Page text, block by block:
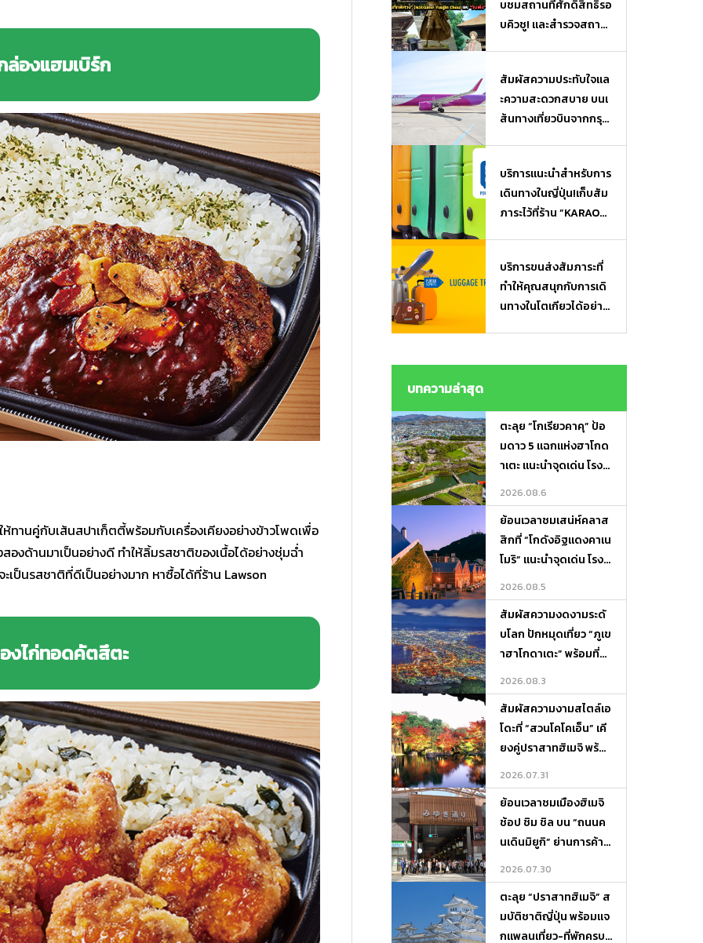
ล่องแฮมเบิร์ก
ทานคู่กับเส้นสปาเก็ตตี้พร้อมกับเครื่องเคียงอย่างข้าวโพดเพื่อ
งด้านมาเป็นอย่างดี ทำให้ลิ้มรสชาติของเนื้อได้อย่างชุ่มฉ่ำ
ป็นรสชาติที่ดีเป็นอย่างมาก หาซื้อได้ที่ร้าน Lawson
งไก่ทอดคัตสึตะ
บชมสถานที่ศักดิ์สิทธิ์รอ
บคิวชู! และสำรวจสถาน
atsume Yuujin Chou)
และ “วันพีซ” (One Piec
e)
สัมผัสความประทับใจแล
ะความสะดวกสบาย บนเ
ส้นทางเที่ยวบินจากกรุงเ
บริการแนะนำสำหรับการ
เดินทางในญี่ปุ่น!เก็บสัม
ภาระไว้ที่ร้าน ”KARAOK
ต้องหิ้วของ♪ บริการฝา
กสัมภาระ Luggage Sto
rage
บริการขนส่งสัมภาระที่
ทำให้คุณสนุกกับการเดิ
นทางในโตเกียวได้อย่างเ
ไม่ต้องถือของ ! Lugga
บทความล่าสุด
ตะลุย “โกเรียวคาคุ” ป้อ
มดาว 5 แฉกแห่งฮาโกด
าเตะ แนะนำจุดเด่น โรงแ
ศ
2026.08.6
ย้อนเวลาชมเสน่ห์คลาส
สิกที่ “โกดังอิฐแดงคาเน
โมริ” แนะนำจุดเด่น โรงแ
ลได้ทั้งวัน!
2026.08.5
สัมผัสความงดงามระดั
บโลก ปักหมุดเที่ยว “ภูเข
าฮาโกดาเตะ” พร้อมที่พั
ด!
2026.08.3
สัมผัสความงามสไตล์เอ
โดะที่ “สวนโคโคเอ็น” เคี
ยงคู่ปราสาทฮิเมจิ พร้อ
รบจบในที่เดียว
2026.07.31
ย้อนเวลาชมเมืองฮิเมจิ
ช้อป ชิม ชิล บน “ถนนค
นเดินมิยูกิ” ย่านการค้าสุ
2026.07.30
ตะลุย “ปราสาทฮิเมจิ” ส
มบัติชาติญี่ปุ่น พร้อมแจ
กแพลนเที่ยว-ที่พักครบจ